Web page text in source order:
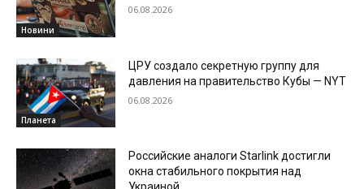
Новини
06.08.2026
Планета
ЦРУ создало секретную группу для
давления на правительство Кубы — NYT
06.08.2026
Российские аналоги Starlink достигли
окна стабильного покрытия над